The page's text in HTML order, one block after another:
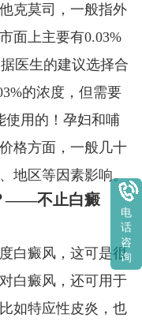
克莫司，一般指外
面上主要有0.03%
医生的建议选择合
的浓度，但需要
使用的！孕妇和哺
格方面，一般几十
地区等因素影响。
——不止白癜
白癜风，这可是很
白癜风，还可用于
如特应性皮炎，也
电
话
咨
询